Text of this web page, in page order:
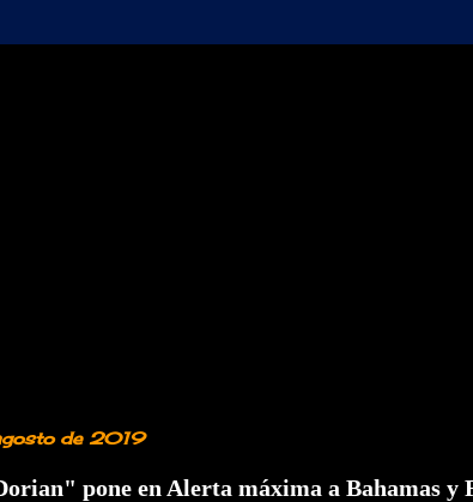
de 2019
pone en Alerta máxima a Bahamas y